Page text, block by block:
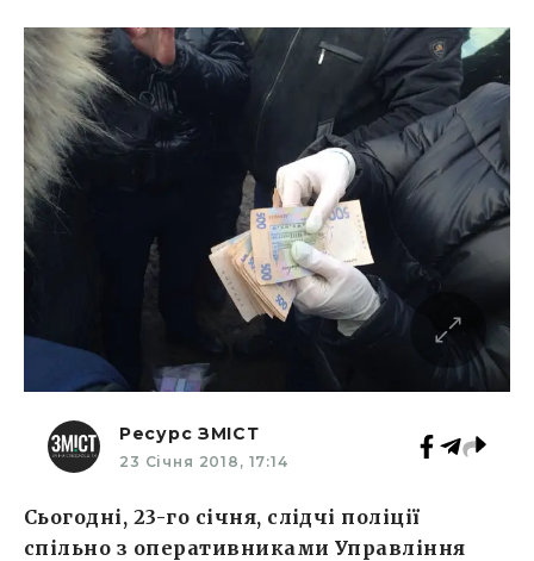
Ресурс ЗМІСТ
23 Січня 2018, 17:14
Сьогодні, 23-го січня, слідчі поліції
спільно з оперативниками Управління